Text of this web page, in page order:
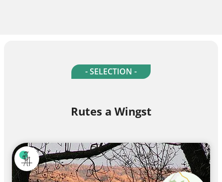
- SELECTION -
Rutes a Wingst